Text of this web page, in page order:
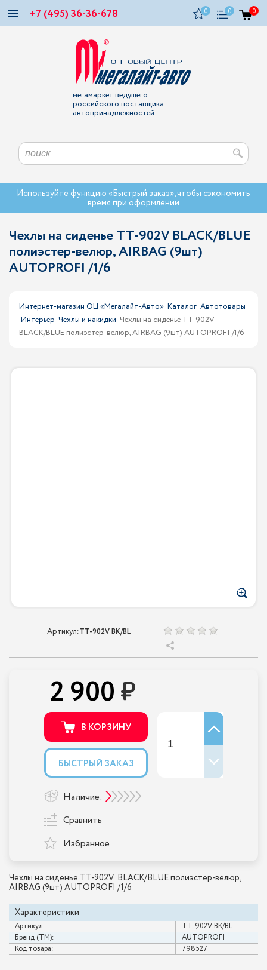
+7 (495) 36-36-678 0 0 0
мегамаркет ведущего
российского поставщика
автопринадлежностей
Используйте функцию «Быстрый заказ», чтобы сэкономить
время при оформлении
Чехлы на сиденье TT-902V BLACK/BLUE
полиэстер-велюр, AIRBAG (9шт)
AUTOPROFI /1/6
Интернет-магазин ОЦ «Мегалайт-Авто» Каталог Автотовары
Интерьер Чехлы и накидки Чехлы на сиденье TT-902V
BLACK/BLUE полиэстер-велюр, AIRBAG (9шт) AUTOPROFI /1/6
Артикул:TT-902V BK/BL
Чехлы на сиденье TT-902V BLACK/BLUE полиэстер-велюр,
AIRBAG (9шт) AUTOPROFI /1/6
Характеристики
Артикул:
TT-902V BK/BL
Бренд (ТМ):
AUTOPROFI
Код товара:
798527
2 900
В КОРЗИНУ
БЫСТРЫЙ ЗАКАЗ
Наличие:
Сравнить
Избранное